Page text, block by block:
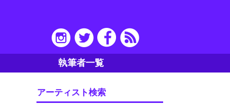
執筆者一覧
アーティスト検索